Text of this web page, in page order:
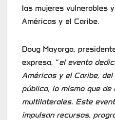
las mujeres vulnerables
Américas y el Caribe.
Doug Mayorga,
expresa, “el evento
Américas y el Caribe,
público, lo mismo que de
multilaterales. Este
impulsan recursos,